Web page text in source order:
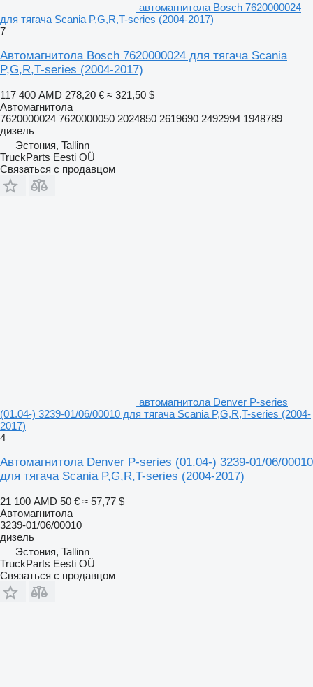
автомагнитола Bosch 7620000024
для тягача Scania P,G,R,T-series (2004-2017)
7
Автомагнитола Bosch 7620000024 для тягача Scania
P,G,R,T-series (2004-2017)
117 400 AMD 278,20 € ≈ 321,50 $
Автомагнитола
7620000024 7620000050 2024850 2619690 2492994 1948789
дизель
Эстония, Tallinn
TruckParts Eesti OÜ
Связаться с продавцом
автомагнитола Denver P-series
(01.04-) 3239-01/06/00010 для тягача Scania P,G,R,T-series (2004-
2017)
4
Автомагнитола Denver P-series (01.04-) 3239-01/06/00010
для тягача Scania P,G,R,T-series (2004-2017)
21 100 AMD 50 € ≈ 57,77 $
Автомагнитола
3239-01/06/00010
дизель
Эстония, Tallinn
TruckParts Eesti OÜ
Связаться с продавцом